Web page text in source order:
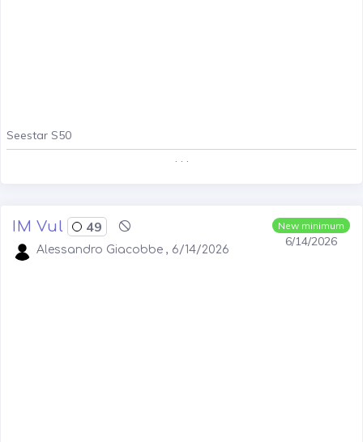
Seestar S50
. . .
New minimum
6/14/2026
IM Vul 49
Alessandro Giacobbe , 6/14/2026